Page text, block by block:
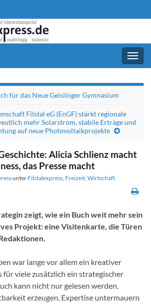
für das Neue Geislinger Gymnasium
Filstal eG (EnGF) stärkt regionale
mehr Solarstrom, stabile Erträge und
auf neue Photovoltaikprojekte
Alicia Schlienz macht
das Presse macht
unter Filstalexpress, Freizeit, Wirtschaft
zeigt, wie ein Buch weit mehr sein
Projekt: eine Visitenkarte, die Türen
war lange vor allem ein kreativer
für viele zusätzlich ein strategischer
kann nicht nur gelesen werden,
erzeugen, Expertise untermauern